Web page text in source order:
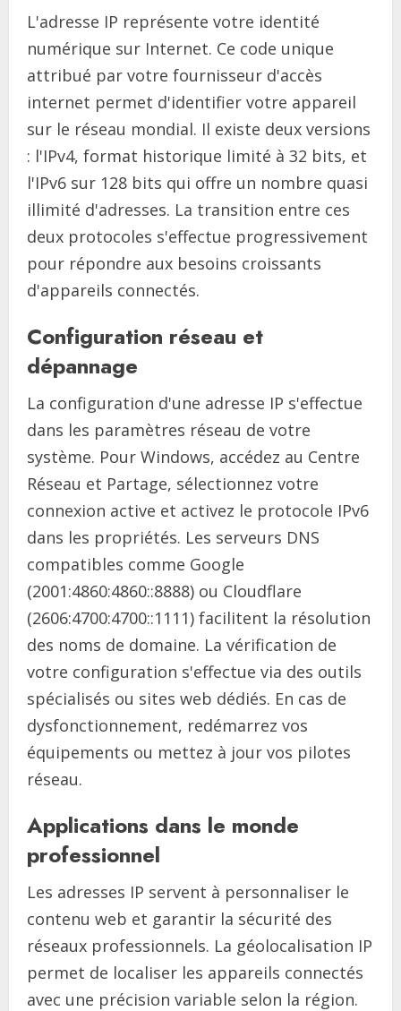
L'adresse IP représente votre identité
numérique sur Internet. Ce code unique
attribué par votre fournisseur d'accès
internet permet d'identifier votre appareil
sur le réseau mondial. Il existe deux versions
: l'IPv4, format historique limité à 32 bits, et
l'IPv6 sur 128 bits qui offre un nombre quasi
illimité d'adresses. La transition entre ces
deux protocoles s'effectue progressivement
pour répondre aux besoins croissants
d'appareils connectés.
Configuration réseau et
dépannage
La configuration d'une adresse IP s'effectue
dans les paramètres réseau de votre
système. Pour Windows, accédez au Centre
Réseau et Partage, sélectionnez votre
connexion active et activez le protocole IPv6
dans les propriétés. Les serveurs DNS
compatibles comme Google
(2001:4860:4860::8888) ou Cloudflare
(2606:4700:4700::1111) facilitent la résolution
des noms de domaine. La vérification de
votre configuration s'effectue via des outils
spécialisés ou sites web dédiés. En cas de
dysfonctionnement, redémarrez vos
équipements ou mettez à jour vos pilotes
réseau.
Applications dans le monde
professionnel
Les adresses IP servent à personnaliser le
contenu web et garantir la sécurité des
réseaux professionnels. La géolocalisation IP
permet de localiser les appareils connectés
avec une précision variable selon la région.